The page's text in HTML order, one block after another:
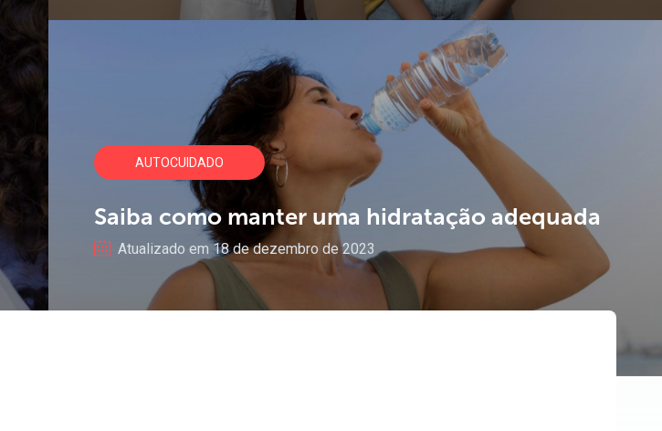
AUTOCUIDADO
Saiba como manter uma hidratação adequada
Atualizado em 18 de dezembro de 2023